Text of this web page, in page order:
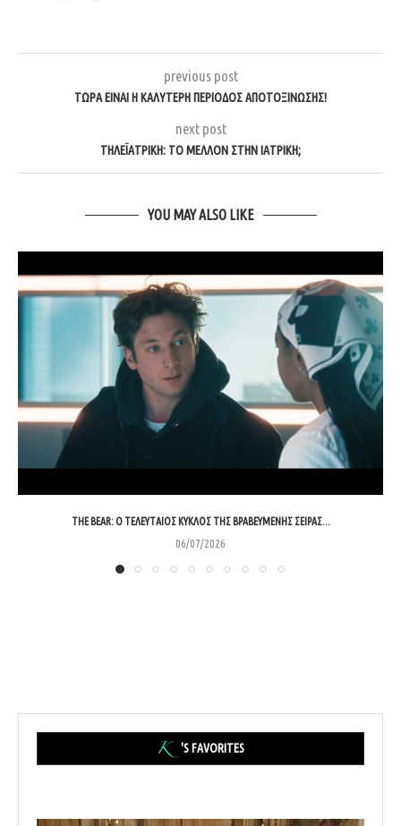
previous post
ΤΩΡΑ ΕΙΝΑΙ Η ΚΑΛΥΤΕΡΗ ΠΕΡΙΟΔΟΣ ΑΠΟΤΟΞΙΝΩΣΗΣ!
next post
ΤΗΛΕΪΑΤΡΙΚΗ: ΤΟ ΜΕΛΛΟΝ ΣΤΗΝ ΙΑΤΡΙΚΗ;
YOU MAY ALSO LIKE
THE BEAR: Ο ΤΕΛΕΥΤΑΊΟΣ ΚΎΚΛΟΣ ΤΗΣ ΒΡΑΒΕΥΜΈΝΗΣ ΣΕΙΡΆΣ...
06/07/2026
'S FAVORITES